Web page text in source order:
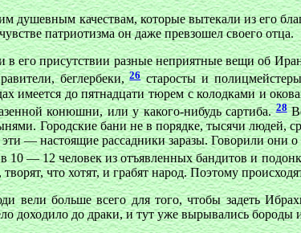
душевным качествам, которые вытекали из его
патриотизма он даже превзошел своего отца.
его присутствии разные неприятные вещи об
беглербеки,26старосты и
имеется до пятнадцати тюрем с колодками и
конюшни, или у какого-нибудь сартиба.28
Городские бани не в порядке, тысячи
— настоящие рассадники заразы. Говорили
10 — 12 человек из отъявленных бандитов и
что хотят, и грабят народ. Поэтому
вели больше всего для того, чтобы задеть
доходило до драки, и тут уже вырывались